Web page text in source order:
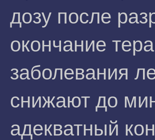
дозу после
окончание
заболевания
снижают до
адекватный